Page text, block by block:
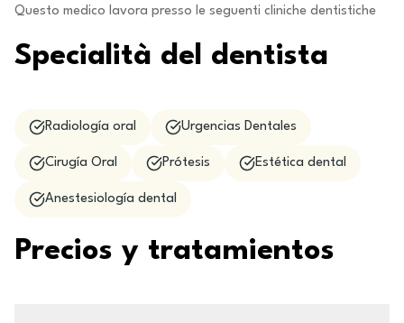
Questo medico lavora presso le seguenti cliniche dentistiche
Specialità del dentista
Radiología oral Urgencias Dentales
Cirugía Oral Prótesis Estética dental
Anestesiología dental
Precios y tratamientos